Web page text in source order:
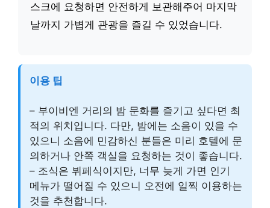
스크에 요청하면 안전하게 보관해주어 마지막
날까지 가볍게 관광을 즐길 수 있었습니다.
이용 팁
– 부이비엔 거리의 밤 문화를 즐기고 싶다면 최
적의 위치입니다. 다만, 밤에는 소음이 있을 수
있으니 소음에 민감하신 분들은 미리 호텔에 문
의하거나 안쪽 객실을 요청하는 것이 좋습니다.
– 조식은 뷔페식이지만, 너무 늦게 가면 인기
메뉴가 떨어질 수 있으니 오전에 일찍 이용하는
것을 추천합니다.